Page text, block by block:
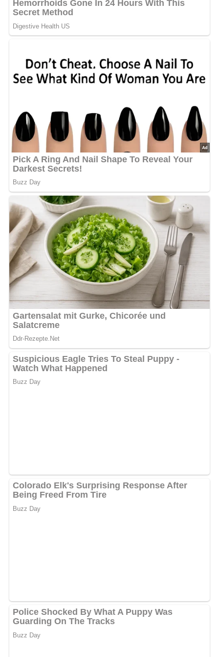
100 g geputzte Radieschen
5 Eßlöffel Salattunke
1 Eßlöffel Zitronensaft
Lob, Kritik, Fragen oder Anregungen zum Rezept?
Und so wird es gemacht…
Käse, Hühnerfleisch und Salatgurke in Streifen, die
Radieschen in Scheiben schneiden. Mit der Salattunke
und dem Zitronensaft vermengen, mit Pfeffer und Salz
abschmecken.
Hinweis:Anstelle von Hühnerfleisch kann auch anderes
Geflügelfleisch verwendet werden.
Nach: Käsespezialitäten, VEB Fachbuchverlag Leipzig, DDR, 1989
Kennst du schon unser tolles DDR-Quiz?Was weißt du
noch alles über die DDR?Teste dein Wissen jetzt!
Jetzt Sterne vergeben – Rezept
bewerten
5/5(2 Bewertung)